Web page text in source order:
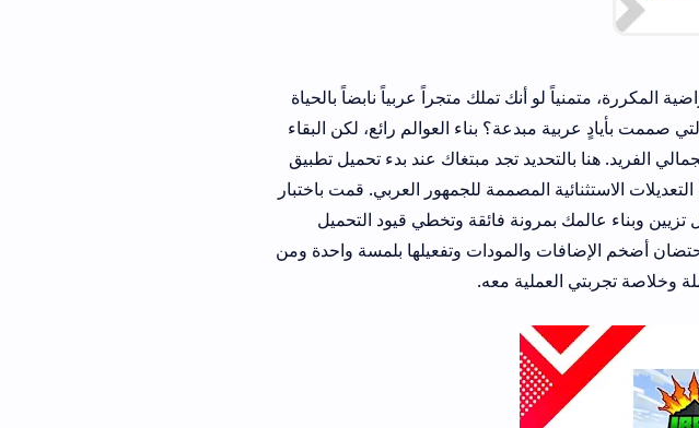
أنك تملك متجراً عربياً نابضاً بالحياة
مبدعة؟ بناء العوالم رائع، لكن البقاء
تجد مبتغاك عند بدء تحميل تطبيق
المصممة للجمهور العربي. قمت باختبار
بمرونة فائقة وتخطي قيود التحميل
والمودات وتفعيلها بلمسة واحدة ومن
معه.